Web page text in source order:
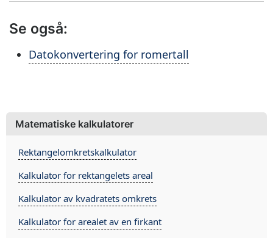
Se også:
Datokonvertering for romertall
Matematiske kalkulatorer
Rektangelomkretskalkulator
Kalkulator for rektangelets areal
Kalkulator av kvadratets omkrets
Kalkulator for arealet av en firkant